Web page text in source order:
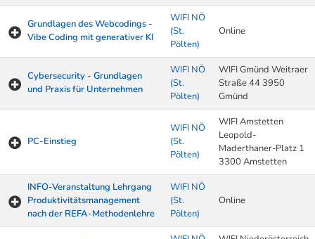
Grundlagen des Webcodings -
Vibe Coding mit generativer KI
WIFI NÖ
(St.
Pölten)
Online
Cybersecurity - Grundlagen
und Praxis für Unternehmen
WIFI NÖ
(St.
Pölten)
WIFI Gmünd Weitraer
Straße 44 3950
Gmünd
PC-Einstieg
WIFI NÖ
(St.
Pölten)
WIFI Amstetten
Leopold-
Maderthaner-Platz 1
3300 Amstetten
INFO-Veranstaltung Lehrgang
Produktivitätsmanagement
nach der REFA-Methodenlehre
WIFI NÖ
(St.
Pölten)
Online